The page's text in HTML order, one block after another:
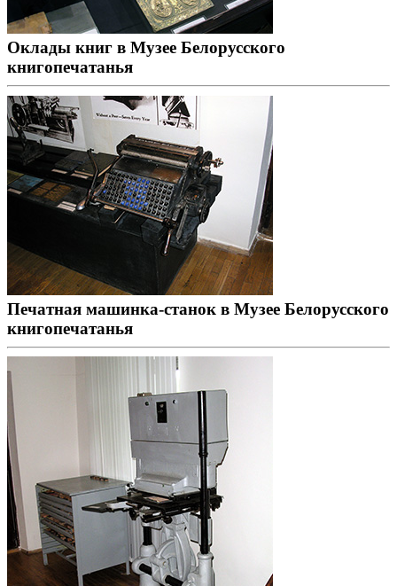
Оклады книг в Музее Белорусского
книгопечатанья
Печатная машинка-станок в Музее Белорусского
книгопечатанья